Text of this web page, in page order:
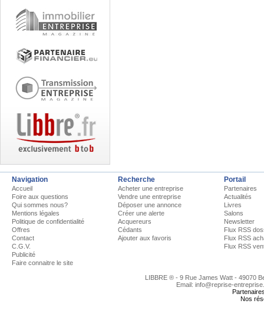
Navigation
Accueil
Foire aux questions
Qui sommes nous?
Mentions légales
Politique de confidentialité
Offres
Contact
C.G.V.
Publicité
Faire connaitre le site
Recherche
Acheter une entreprise
Vendre une entreprise
Déposer une annonce
Créer une alerte
Acquereurs
Cédants
Ajouter aux favoris
Portail
Partenaires
Actualités
Livres
Salons
Newsletter
Flux RSS
Flux RSS
Flux RSS
LIBBRE ® - 9 Rue James Watt - 49070
Email: info@reprise-
Nos